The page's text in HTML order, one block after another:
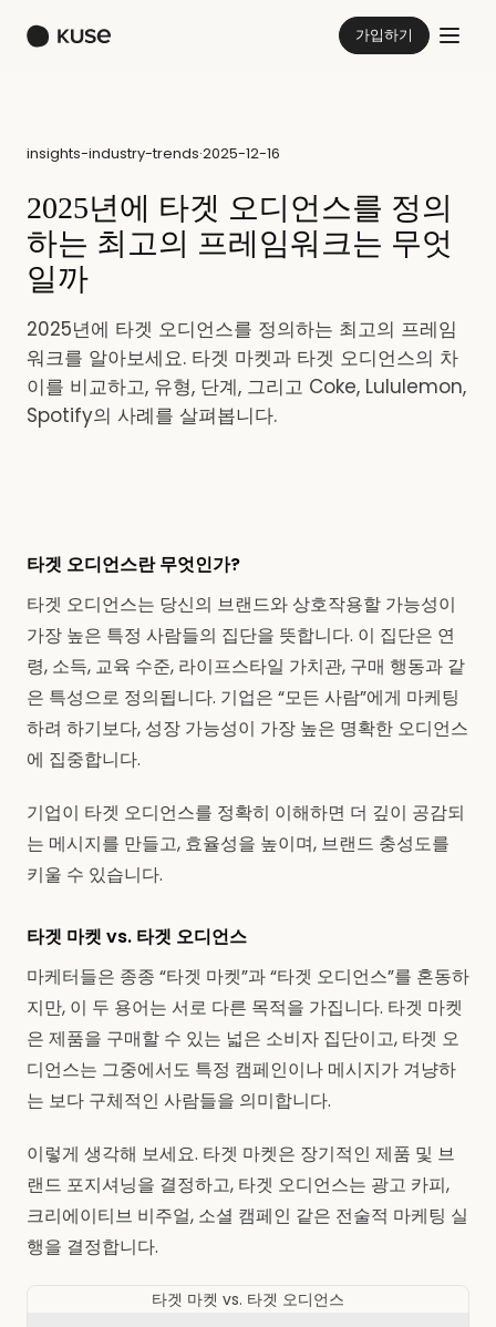
가입하기
insights-industry-trends·2025-12-16
2025년에 타겟 오디언스를 정의
하는 최고의 프레임워크는 무엇
일까
2025년에 타겟 오디언스를 정의하는 최고의 프레임
워크를 알아보세요. 타겟 마켓과 타겟 오디언스의 차
이를 비교하고, 유형, 단계, 그리고 Coke, Lululemon,
Spotify의 사례를 살펴봅니다.
타겟 오디언스란 무엇인가?
타겟 오디언스는 당신의 브랜드와 상호작용할 가능성이
가장 높은 특정 사람들의 집단을 뜻합니다. 이 집단은 연
령, 소득, 교육 수준, 라이프스타일 가치관, 구매 행동과 같
은 특성으로 정의됩니다. 기업은 “모든 사람”에게 마케팅
하려 하기보다, 성장 가능성이 가장 높은 명확한 오디언스
에 집중합니다.
기업이 타겟 오디언스를 정확히 이해하면 더 깊이 공감되
는 메시지를 만들고, 효율성을 높이며, 브랜드 충성도를
키울 수 있습니다.
타겟 마켓 vs. 타겟 오디언스
마케터들은 종종 “타겟 마켓”과 “타겟 오디언스”를 혼동하
지만, 이 두 용어는 서로 다른 목적을 가집니다. 타겟 마켓
은 제품을 구매할 수 있는 넓은 소비자 집단이고, 타겟 오
디언스는 그중에서도 특정 캠페인이나 메시지가 겨냥하
는 보다 구체적인 사람들을 의미합니다.
이렇게 생각해 보세요. 타겟 마켓은 장기적인 제품 및 브
랜드 포지셔닝을 결정하고, 타겟 오디언스는 광고 카피,
크리에이티브 비주얼, 소셜 캠페인 같은 전술적 마케팅 실
행을 결정합니다.
타겟 마켓 vs. 타겟 오디언스